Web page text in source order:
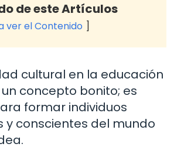
de este Artículos
ver el Contenido
cultural en la educación
concepto bonito; es
formar individuos
y conscientes del mundo